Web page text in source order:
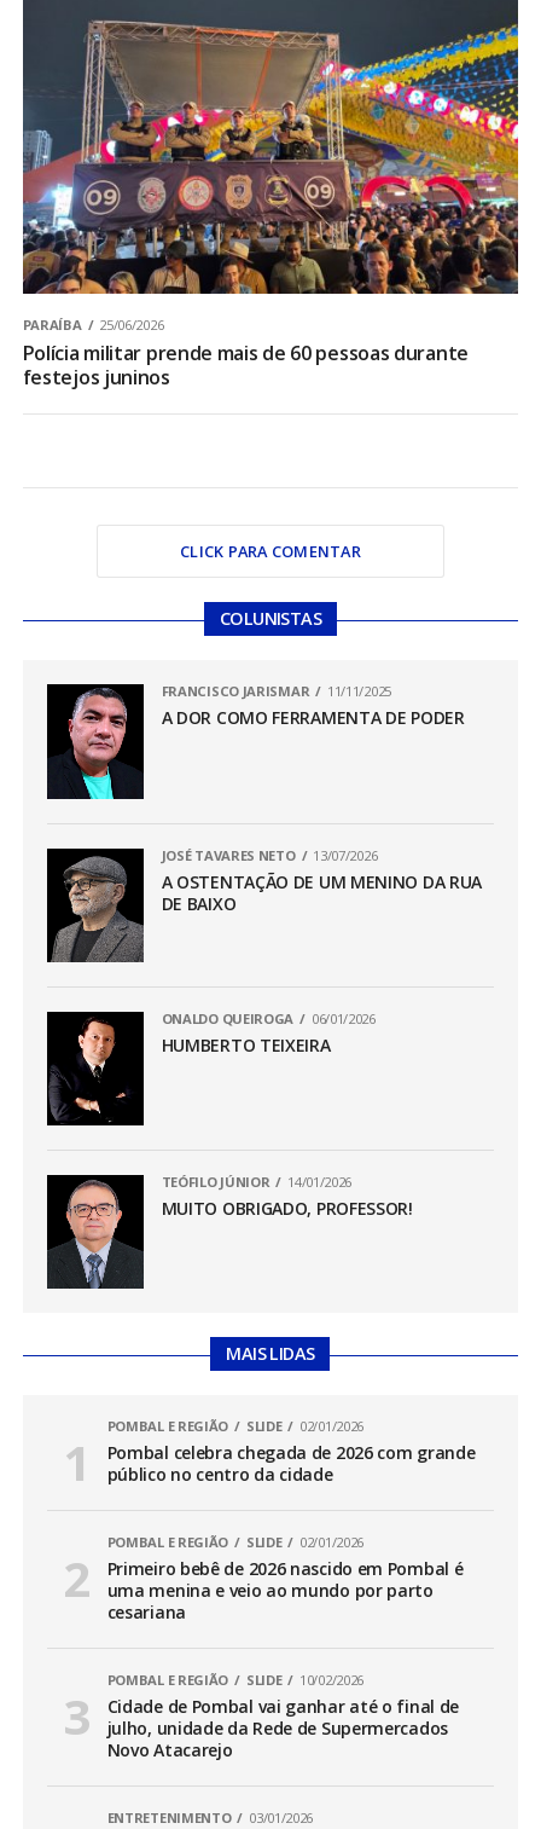
PARAÍBA 25/06/2026
Polícia militar prende mais de 60 pessoas durante
festejos juninos
CLICK PARA COMENTAR
COLUNISTAS
FRANCISCO JARISMAR 11/11/2025
A DOR COMO FERRAMENTA DE PODER
JOSÉ TAVARES NETO 13/07/2026
A OSTENTAÇÃO DE UM MENINO DA RUA
DE BAIXO
ONALDO QUEIROGA 06/01/2026
HUMBERTO TEIXEIRA
TEÓFILO JÚNIOR 14/01/2026
MUITO OBRIGADO, PROFESSOR!
MAIS LIDAS
POMBAL E REGIÃO SLIDE 02/01/2026
Pombal celebra chegada de 2026 com grande
público no centro da cidade
POMBAL E REGIÃO SLIDE 02/01/2026
Primeiro bebê de 2026 nascido em Pombal é
uma menina e veio ao mundo por parto
cesariana
POMBAL E REGIÃO SLIDE 10/02/2026
Cidade de Pombal vai ganhar até o final de
julho, unidade da Rede de Supermercados
Novo Atacarejo
ENTRETENIMENTO 03/01/2026